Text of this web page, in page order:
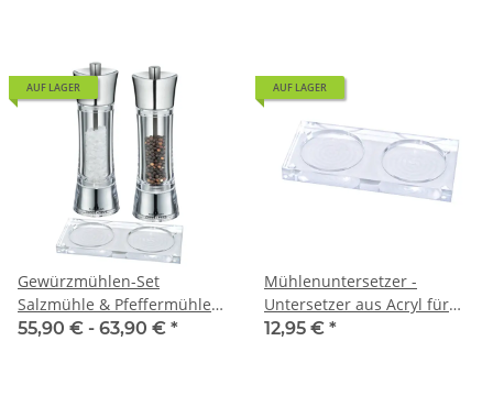
AUF LAGER
Gewürzmühlen-Set
Salzmühle & Pfeffermühle
Zassenhaus Aachen
55,90 € - 63,90 € *
AUF LAGER
Mühlenuntersetzer -
Untersetzer aus Acryl für
Gewürzmühlen
12,95 € *